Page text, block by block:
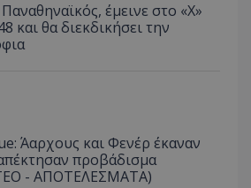
έμεινε στο «Χ»
και θα διεκδικήσει την
Άαρχους και Φενέρ έκαναν
προβάδισμα
- ΑΠΟΤΕΛΕΣΜΑΤΑ)